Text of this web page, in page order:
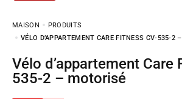
MAISON
PRODUITS
VÉLO D’APPARTEMENT CARE FITNESS CV-535-2
Vélo d’appartement Care Fitness CV-
535-2 – motorisé